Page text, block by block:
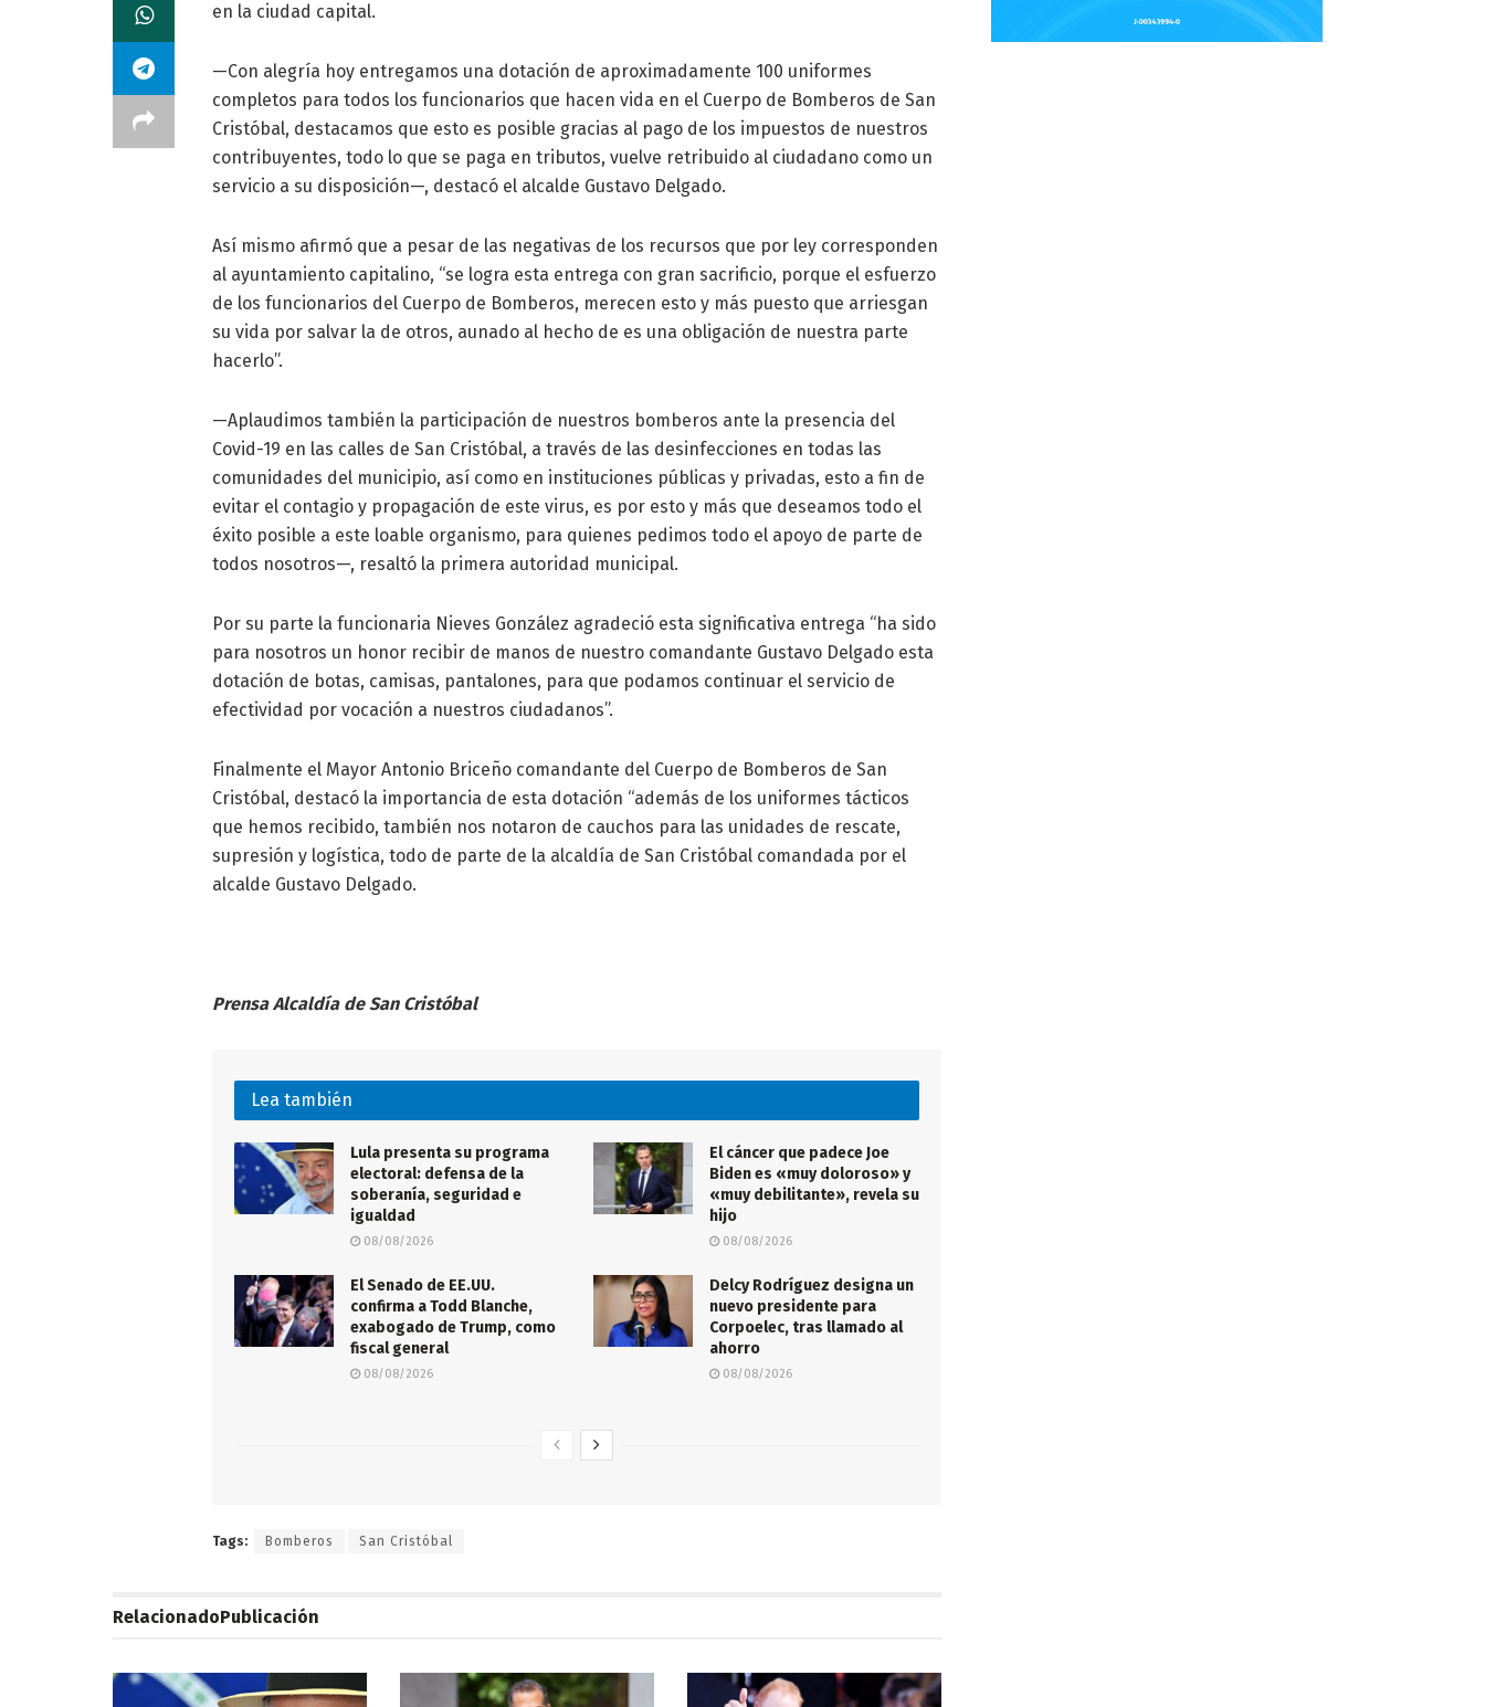
en la ciudad capital.
—Con alegría hoy entregamos una dotación de aproximadamente 100 uniformes
completos para todos los funcionarios que hacen vida en el Cuerpo de Bomberos de San
Cristóbal, destacamos que esto es posible gracias al pago de los impuestos de nuestros
contribuyentes, todo lo que se paga en tributos, vuelve retribuido al ciudadano como un
servicio a su disposición—, destacó el alcalde Gustavo Delgado.
Así mismo afirmó que a pesar de las negativas de los recursos que por ley corresponden
al ayuntamiento capitalino, “se logra esta entrega con gran sacrificio, porque el esfuerzo
de los funcionarios del Cuerpo de Bomberos, merecen esto y más puesto que arriesgan
su vida por salvar la de otros, aunado al hecho de es una obligación de nuestra parte
hacerlo”.
—Aplaudimos también la participación de nuestros bomberos ante la presencia del
Covid-19 en las calles de San Cristóbal, a través de las desinfecciones en todas las
comunidades del municipio, así como en instituciones públicas y privadas, esto a fin de
evitar el contagio y propagación de este virus, es por esto y más que deseamos todo el
éxito posible a este loable organismo, para quienes pedimos todo el apoyo de parte de
todos nosotros—, resaltó la primera autoridad municipal.
Por su parte la funcionaria Nieves González agradeció esta significativa entrega “ha sido
para nosotros un honor recibir de manos de nuestro comandante Gustavo Delgado esta
dotación de botas, camisas, pantalones, para que podamos continuar el servicio de
efectividad por vocación a nuestros ciudadanos”.
Finalmente el Mayor Antonio Briceño comandante del Cuerpo de Bomberos de San
Cristóbal, destacó la importancia de esta dotación “además de los uniformes tácticos
que hemos recibido, también nos notaron de cauchos para las unidades de rescate,
supresión y logística, todo de parte de la alcaldía de San Cristóbal comandada por el
alcalde Gustavo Delgado.
Prensa Alcaldía de San Cristóbal
Lea también
Lula presenta su programa
electoral: defensa de la
soberanía, seguridad e
igualdad
08/08/2026
El cáncer que padece Joe
Biden es «muy doloroso» y
«muy debilitante», revela su
hijo
08/08/2026
El Senado de EE.UU.
confirma a Todd Blanche,
exabogado de Trump, como
fiscal general
08/08/2026
Delcy Rodríguez designa un
nuevo presidente para
Corpoelec, tras llamado al
ahorro
08/08/2026
Tags: Bomberos San Cristóbal
RelacionadoPublicación